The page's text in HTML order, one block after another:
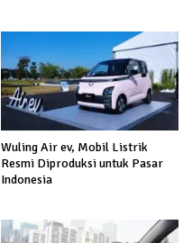
Wuling Air ev, Mobil Listrik
Resmi Diproduksi untuk Pasar
Indonesia